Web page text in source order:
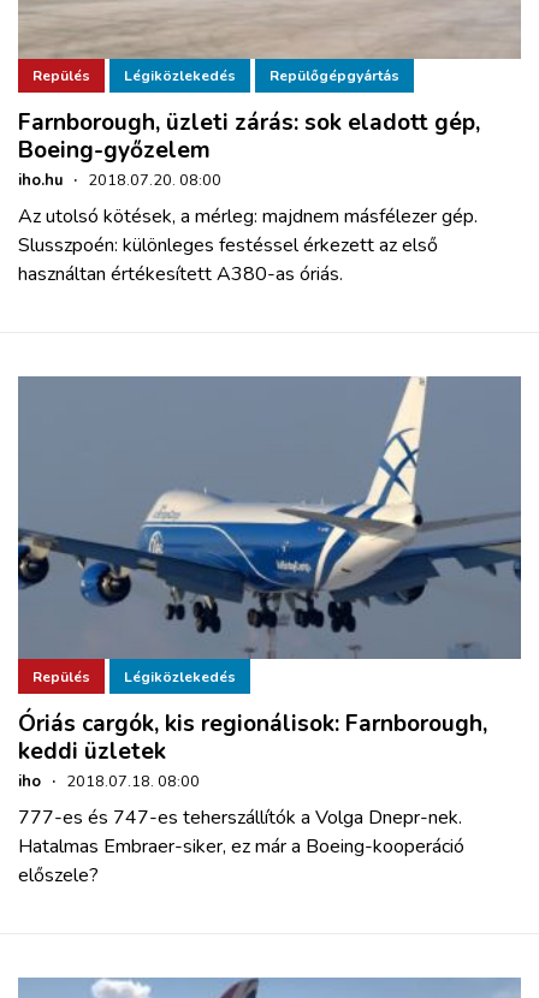
Repülés Légiközlekedés Repülőgépgyártás
Farnborough, üzleti zárás: sok eladott gép,
Boeing-győzelem
iho.hu · 2018.07.20. 08:00
Az utolsó kötések, a mérleg: majdnem másfélezer gép.
Slusszpoén: különleges festéssel érkezett az első
használtan értékesített A380-as óriás.
Repülés Légiközlekedés
Óriás cargók, kis regionálisok: Farnborough,
keddi üzletek
iho · 2018.07.18. 08:00
777-es és 747-es teherszállítók a Volga Dnepr-nek.
Hatalmas Embraer-siker, ez már a Boeing-kooperáció
előszele?